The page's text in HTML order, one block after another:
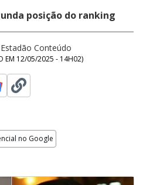
posição do ranking
Conteúdo
EM 12/05/2025 - 14H02)
no Google